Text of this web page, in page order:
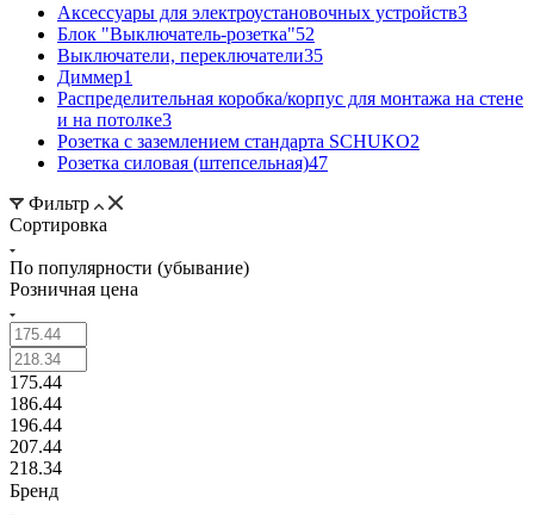
Аксессуары для электроустановочных устройств3
Блок "Выключатель-розетка"52
Выключатели, переключатели35
Диммер1
Распределительная коробка/корпус для монтажа на стене
и на потолке3
Розетка с заземлением стандарта SCHUKO2
Розетка силовая (штепсельная)47
Фильтр
Сортировка
По популярности (убывание)
Розничная цена
175.44
186.44
196.44
207.44
218.34
Бренд